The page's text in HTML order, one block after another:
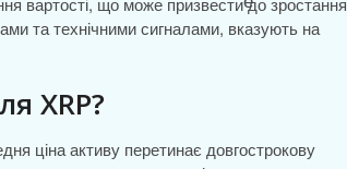
та технічними сигналами, вказують на
XRP?
ціна активу перетинає довгострокову